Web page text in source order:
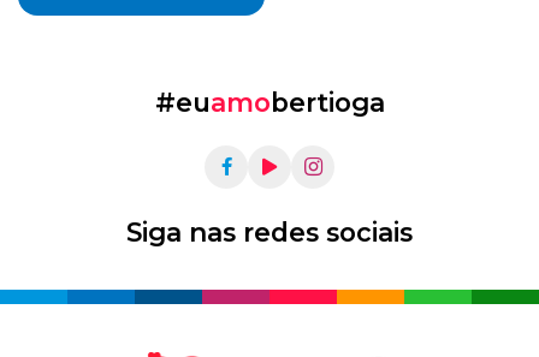
#euamobertioga
Siga nas redes sociais